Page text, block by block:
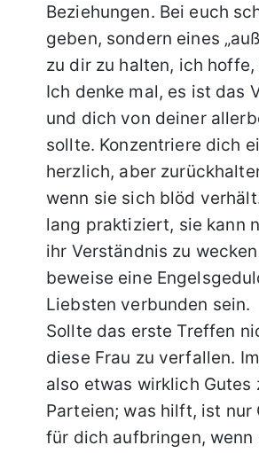
Beziehungen. Bei euch
geben, sondern eines
zu dir zu halten, ich
Ich denke mal, es ist das
und dich von deiner
sollte. Konzentriere dich
herzlich, aber
wenn sie sich blöd
lang praktiziert, sie kann
ihr Verständnis zu
beweise eine
Liebsten verbunden sein.
Sollte das erste Treffen
diese Frau zu verfallen.
also etwas wirklich
Parteien; was hilft, ist nur
für dich aufbringen, wenn